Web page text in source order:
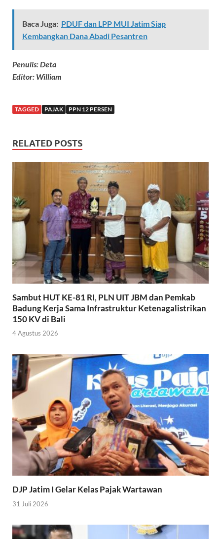
Baca Juga: PDUF dan LPP MUI Jatim Siap
Kembangkan Dana Abadi Pesantren
Penulis: Deta
Editor: William
TAGGED PAJAK PPN 12 PERSEN
RELATED POSTS
Sambut HUT KE-81 RI, PLN UIT JBM dan Pemkab
Badung Kerja Sama Infrastruktur Ketenagalistrikan
150 KV di Bali
4 Agustus 2026
DJP Jatim I Gelar Kelas Pajak Wartawan
31 Juli 2026